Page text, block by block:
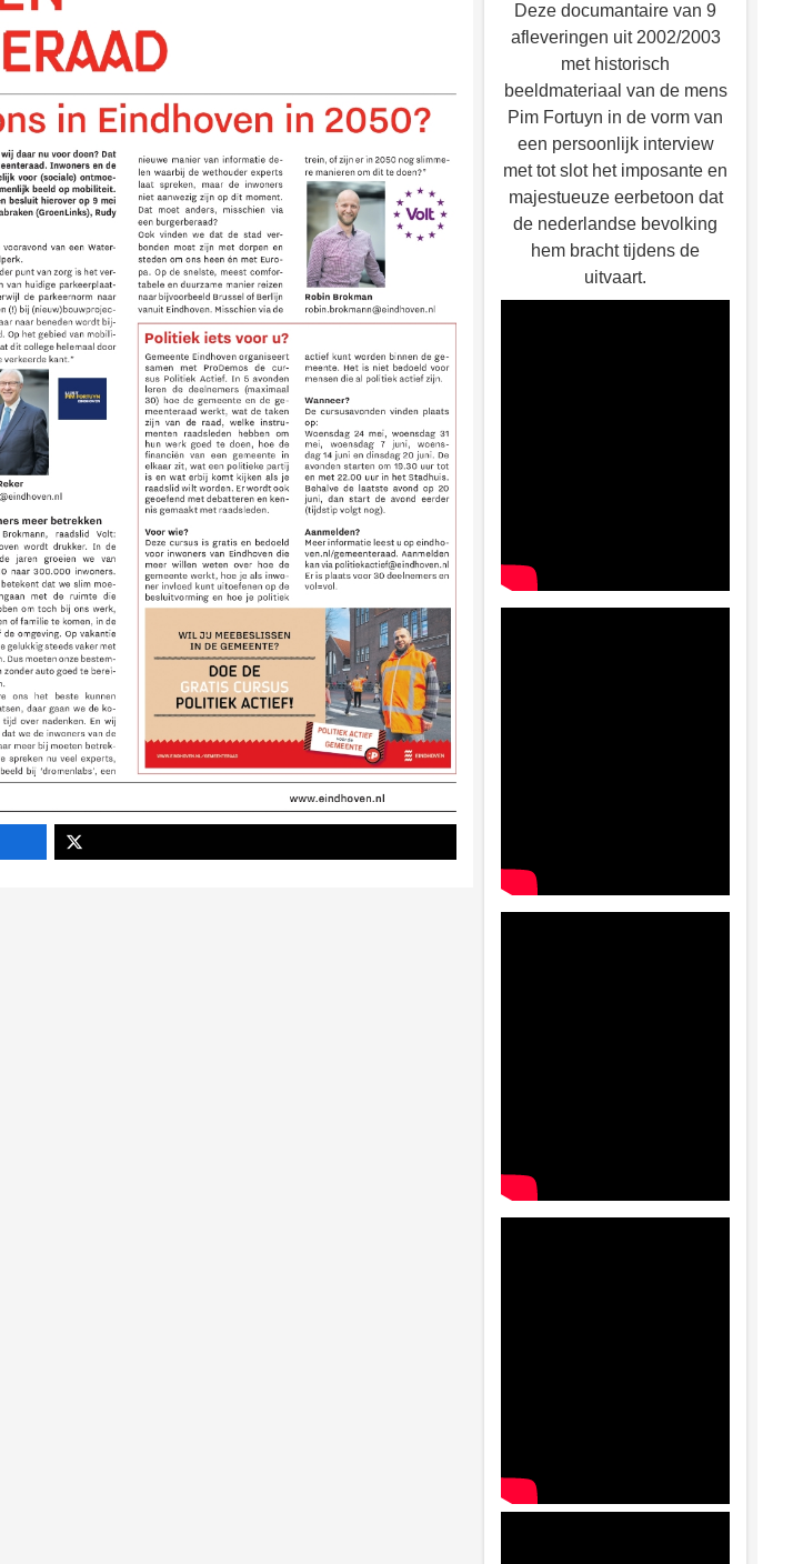
Deze documantaire van 9
afleveringen uit 2002/2003
met historisch
beeldmateriaal van de mens
Pim Fortuyn in de vorm van
een persoonlijk interview
met tot slot het imposante en
majestueuze eerbetoon dat
de nederlandse bevolking
hem bracht tijdens de
uitvaart.